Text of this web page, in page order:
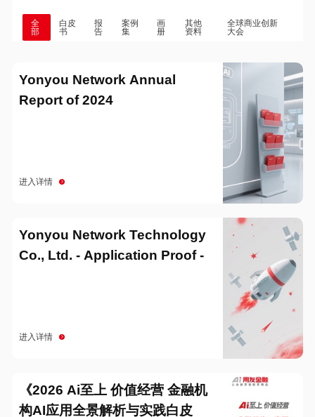
全
部
白皮
书
报
告
案例
集
画
册
其他
资料
全球商业创新
大会
Yonyou Network Annual
Report of 2024
进入详情
Yonyou Network Technology
Co., Ltd. - Application Proof -
进入详情
《2026 Ai至上 价值经营 金融机
构AI应用全景解析与实践白皮